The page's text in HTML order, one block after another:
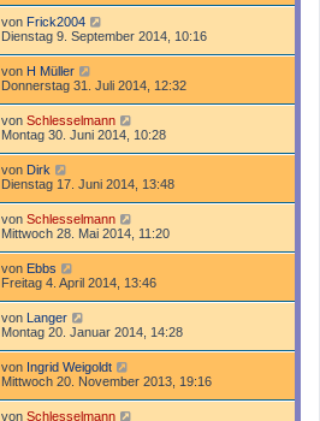
von Frick2004
Dienstag 9. September 2014, 10:16
von H Müller
Donnerstag 31. Juli 2014, 12:32
von Schlesselmann
Montag 30. Juni 2014, 10:28
von Dirk
Dienstag 17. Juni 2014, 13:48
von Schlesselmann
Mittwoch 28. Mai 2014, 11:20
von Ebbs
Freitag 4. April 2014, 13:46
von Langer
Montag 20. Januar 2014, 14:28
von Ingrid Weigoldt
Mittwoch 20. November 2013, 19:16
von Schlesselmann